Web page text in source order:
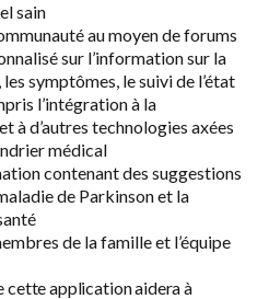
sain
au moyen de forums
sur l’information sur la
symptômes, le suivi de l’état
l’intégration à la
à d’autres technologies axées
médical
contenant des suggestions
de Parkinson et la
de la famille et l’équipe
cette application aidera à